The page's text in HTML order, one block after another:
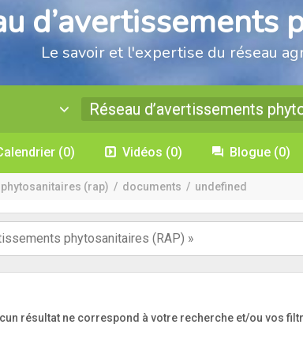
d’avertissements
Le savoir et l'expertise du réseau
Réseau d’avertissements
(0) Vidéos (0) Blogue (0)
(rap) / documents / undefined
résultat ne correspond à votre recherche et/ou vos